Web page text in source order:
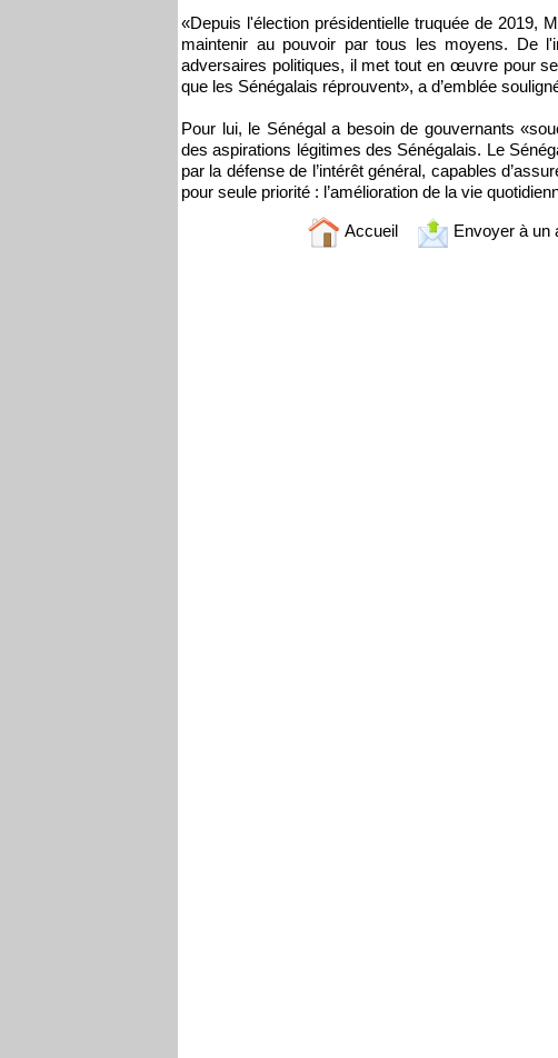
«Depuis l'élection présidentielle truquée de 2019,
maintenir au pouvoir par tous les moyens. De
adversaires politiques, il met tout en œuvre pour
que les Sénégalais réprouvent», a d’emblée
Pour lui, le Sénégal a besoin de gouvernants
des aspirations légitimes des Sénégalais. Le
par la défense de l’intérêt général, capables
pour seule priorité : l’amélioration de la vie
Accueil Envoyer à un